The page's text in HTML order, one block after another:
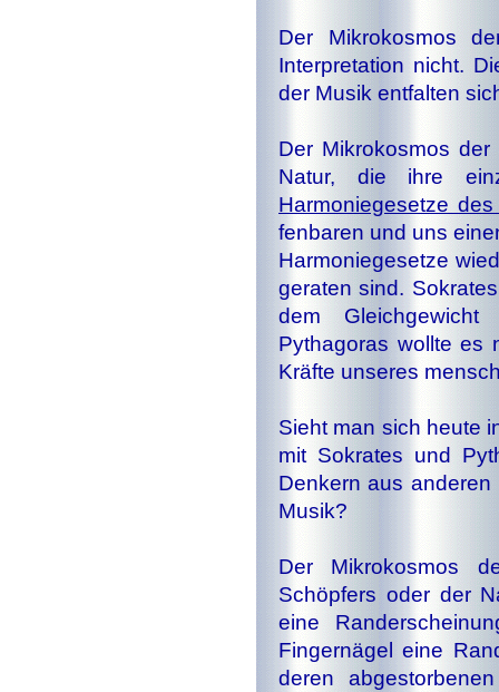
Der Mikrokosmos
Interpretation nicht.
der Musik entfalten
Der Mikrokosmos
Natur, die ihre
Harmoniegesetze
fen­ba­ren und uns
Harmoniegesetze
geraten sind.
dem
Pythagoras wollte es
Kräfte unseres
Sieht man sich heute
mit Sokrates und
Denkern aus
Musik?
Der Mikrokosmos
Schöpfers oder der
eine
Fingernägel eine
deren